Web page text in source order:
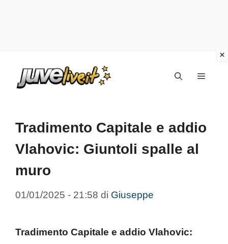
Menu
Tradimento Capitale e addio
Vlahovic: Giuntoli spalle al
muro
01/01/2025 - 21:58 di Giuseppe
Tradimento Capitale e addio Vlahovic: